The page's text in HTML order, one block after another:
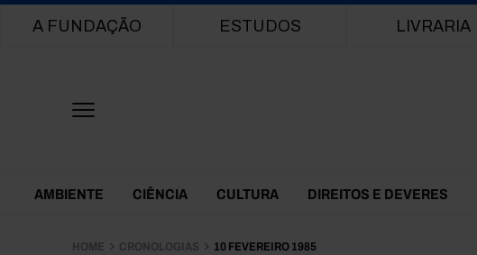
Main navigation
A FUNDAÇÃO ESTUDOS LIVRARIA
Themes Menu
AMBIENTE CIÊNCIA CULTURA DIREITOS E DEVERES
HOME CRONOLOGIAS 10 FEVEREIRO 1985